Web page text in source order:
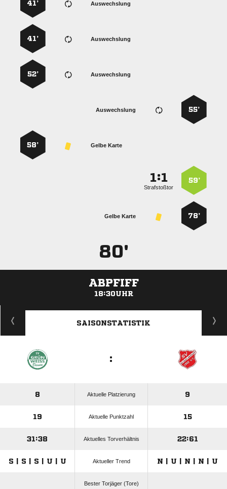
Auswechslung
41’
Auswechslung
41’
Auswechslung
52’
55’
Auswechslung
Gelbe Karte
58’
59’
:
Strafstoßtor
78’
Gelbe Karte
80'
ABPFIFF
18:30UHR
ANZEIGE
SAISONSTATISTIK
:
8 Aktuelle Platzierung 9
19 Aktuelle Punktzahl 15
31:38 Aktuelles Torverhältnis 22:61
S | S | S | U | U Aktueller Trend N | U | N | N | U
Bester Torjäger (Tore)